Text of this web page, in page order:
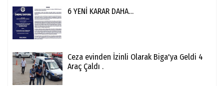
6 YENİ KARAR DAHA…
Ceza evinden İzinli Olarak Biga'ya Geldi 4
Araç Çaldı .